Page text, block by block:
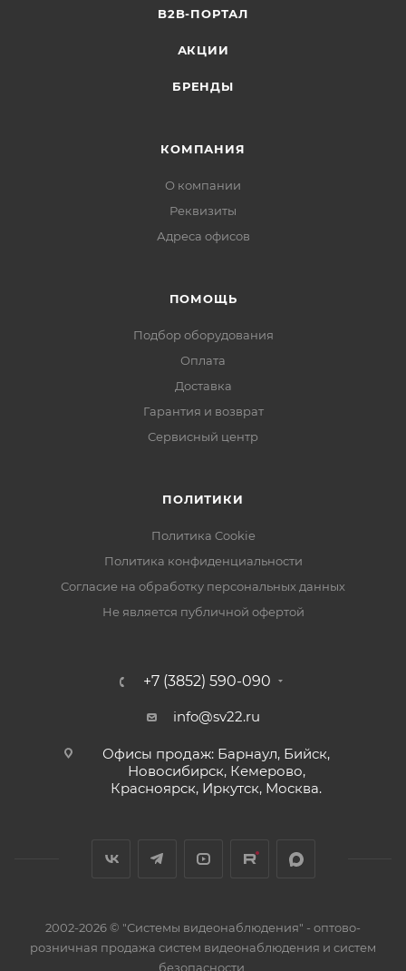
B2B-ПОРТАЛ
АКЦИИ
БРЕНДЫ
КОМПАНИЯ
О компании
Реквизиты
Адреса офисов
ПОМОЩЬ
Подбор оборудования
Оплата
Доставка
Гарантия и возврат
Сервисный центр
ПОЛИТИКИ
Политика Cookie
Политика конфиденциальности
Согласие на обработку персональных данных
Не является публичной офертой
+7 (3852) 590-090
info@sv22.ru
Офисы продаж: Барнаул, Бийск,
Новосибирск, Кемерово,
Красноярск, Иркутск, Москва.
2002-2026 © "Системы видеонаблюдения" - оптово-
розничная продажа систем видеонаблюдения и систем
безопасности.